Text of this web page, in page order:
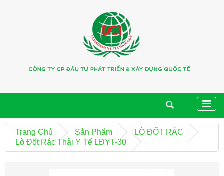
Trang Chủ Sản Phẩm
LÒ ĐỐT RÁC
Lò Đốt Rác Thải Y Tế LĐYT-30